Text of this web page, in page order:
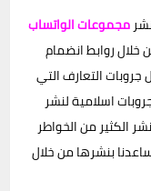
مجموعات الواتساب
روابط انضمام
التعارف التي
اسلامية لنشر
الكثير من الخواطر
ساعدنا بنشرها من خلال